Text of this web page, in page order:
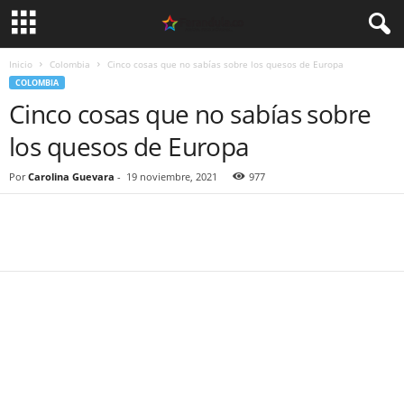
Inicio Colombia Cinco cosas que no sabías sobre los quesos de Europa
COLOMBIA
Cinco cosas que no sabías sobre
los quesos de Europa
Por Carolina Guevara - 19 noviembre, 2021 977